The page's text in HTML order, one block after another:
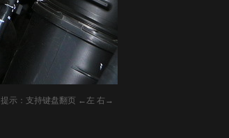
提示：支持键盘翻页 ←左 右→